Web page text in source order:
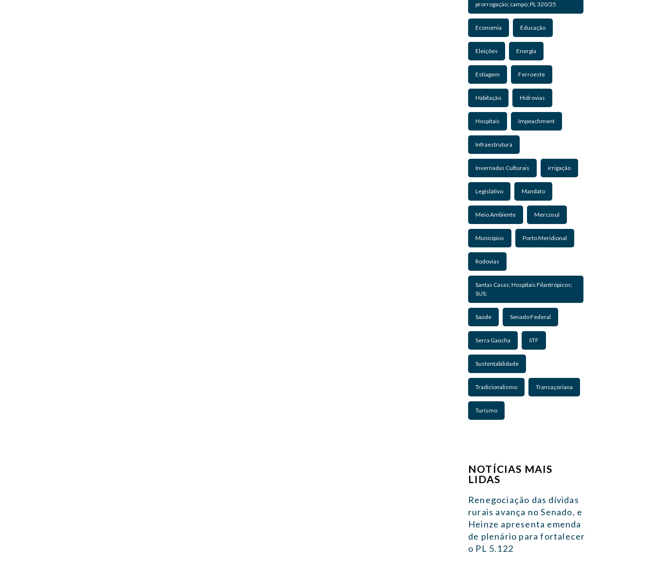
prorrogação; campo; PL 320/25
Economia Educação
Eleições Energia
Estiagem Ferroeste
Habitação Hidrovias
Hospitais Impeachment
Infraestrutura
Invernadas Culturais irrigação
Legislativo Mandato
Meio Ambiente Mercosul
Municípios Porto Meridional
Rodovias
Santas Casas; Hospitais Filantrópicos;
SUS;
Saúde Senado Federal
Serra Gaúcha STF
Sustentabilidade
Tradicionalismo Transaçoriana
Turismo
NOTÍCIAS MAIS
LIDAS
Renegociação das dívidas
rurais avança no Senado, e
Heinze apresenta emenda
de plenário para fortalecer
o PL 5.122